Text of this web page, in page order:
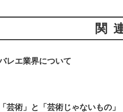
関
レエ業界について
「芸術」と「芸術じゃないもの」